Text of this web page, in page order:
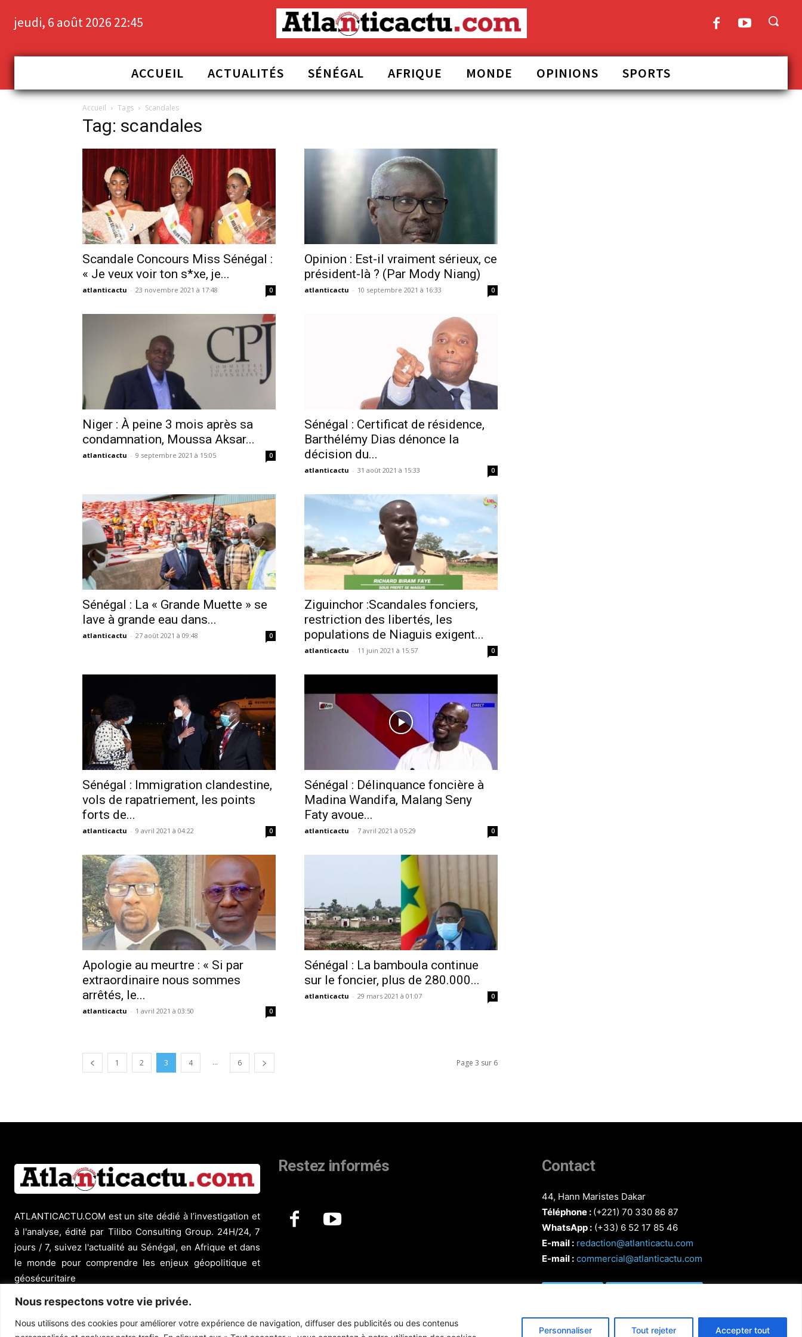
Nous respectons votre vie privée.
Nous utilisons des cookies pour améliorer votre expérience de navigation, diffuser des publicités ou des contenus
Personnaliser Tout rejeter Accepter tout
jeudi, 6 août 2026 22:45
ACCUEIL ACTUALITÉS SÉNÉGAL AFRIQUE MONDE OPINIONS SPORTS
Accueil Tags Scandales
Tag: scandales
Scandale Concours Miss Sénégal :
« Je veux voir ton s*xe, je...
atlanticactu - 23 novembre 2021 à 17:48 0
Opinion : Est-il vraiment sérieux, ce
président-là ? (Par Mody Niang)
atlanticactu - 10 septembre 2021 à 16:33 0
Niger : À peine 3 mois après sa
condamnation, Moussa Aksar...
atlanticactu - 9 septembre 2021 à 15:05 0
Sénégal : Certificat de résidence,
Barthélémy Dias dénonce la
décision du...
atlanticactu - 31 août 2021 à 15:33 0
Sénégal : La « Grande Muette » se
lave à grande eau dans...
atlanticactu - 27 août 2021 à 09:48 0
Ziguinchor :Scandales fonciers,
restriction des libertés, les
populations de Niaguis exigent...
atlanticactu - 11 juin 2021 à 15:57 0
Sénégal : Immigration clandestine,
vols de rapatriement, les points
forts de...
atlanticactu - 9 avril 2021 à 04:22 0
Sénégal : Délinquance foncière à
Madina Wandifa, Malang Seny
Faty avoue...
atlanticactu - 7 avril 2021 à 05:29 0
Apologie au meurtre : « Si par
extraordinaire nous sommes
arrêtés, le...
atlanticactu - 1 avril 2021 à 03:50 0
Sénégal : La bamboula continue
sur le foncier, plus de 280.000...
atlanticactu - 29 mars 2021 à 01:07 0
1 2 3 4 ... 6 Page 3 sur 6
ATLANTICACTU.COM est un site dédié à l’investigation et
à l'analyse, édité par Tilibo Consulting Group. 24H/24, 7
jours / 7, suivez l'actualité au Sénégal, en Afrique et dans
le monde pour comprendre les enjeux géopolitique et
géosécuritaire
Restez informés Contact
44, Hann Maristes Dakar
Téléphone : (+221) 70 330 86 87‬
WhatsApp : (+33) 6 52 17 85 46
E-mail : redaction@atlanticactu.com
E-mail : commercial@atlanticactu.com